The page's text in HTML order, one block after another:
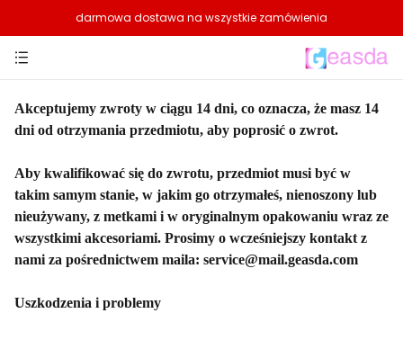
darmowa dostawa na wszystkie zamówienia
Akceptujemy zwroty w ciągu 14 dni, co oznacza, że masz 14
dni od otrzymania przedmiotu, aby poprosić o zwrot.
Aby kwalifikować się do zwrotu, przedmiot musi być w
takim samym stanie, w jakim go otrzymałeś, nienoszony lub
nieużywany, z metkami i w oryginalnym opakowaniu wraz ze
wszystkimi akcesoriami. Prosimy o wcześniejszy kontakt z
nami za pośrednictwem maila: service@mail.geasda.com
Uszkodzenia i problemy